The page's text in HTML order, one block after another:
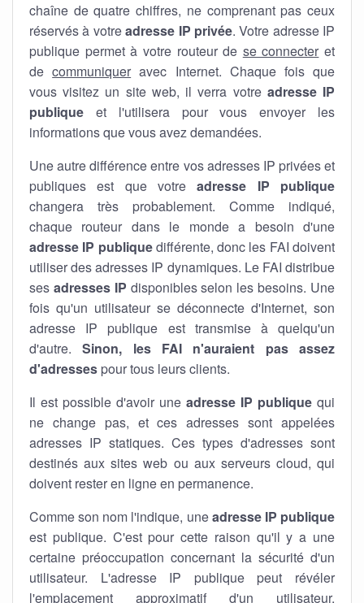
chaîne de quatre chiffres, ne comprenant pas ceux
réservés à votreadresse IP privée. Votre adresse IP
publique permet à votre routeur de se connecter et
decommuniquer avec Internet. Chaque fois que
vous visitez un site web, il verra votre adresse IP
publique et l'utilisera pour vous envoyer les
informations que vous avez demandées.
Une autre différence entre vos adresses IP privées et
publiques est que votreadresse IP publique
changera très probablement. Comme indiqué,
chaque routeur dans le monde a besoin d'une
adresse IP publiquedifférente, donc les FAI doivent
utiliser des adresses IP dynamiques. Le FAI distribue
ses adresses IP disponibles selon les besoins. Une
fois qu'un utilisateur se déconnecte d'Internet, son
adresse IP publique est transmise à quelqu'un
d'autre.Sinon, les FAI n'auraient pas assez
d'adresses pour tous leurs clients.
Il est possible d'avoir une adresse IP publique qui
ne change pas, et ces adresses sont appelées
adresses IP statiques. Ces types d'adresses sont
destinés aux sites web ou aux serveurs cloud, qui
doivent rester en ligne en permanence.
Comme son nom l'indique, uneadresse IP publique
est publique. C'est pour cette raison qu'il y a une
certaine préoccupation concernant la sécurité d'un
utilisateur. L'adresse IP publique peut révéler
l'emplacement approximatif d'un utilisateur.